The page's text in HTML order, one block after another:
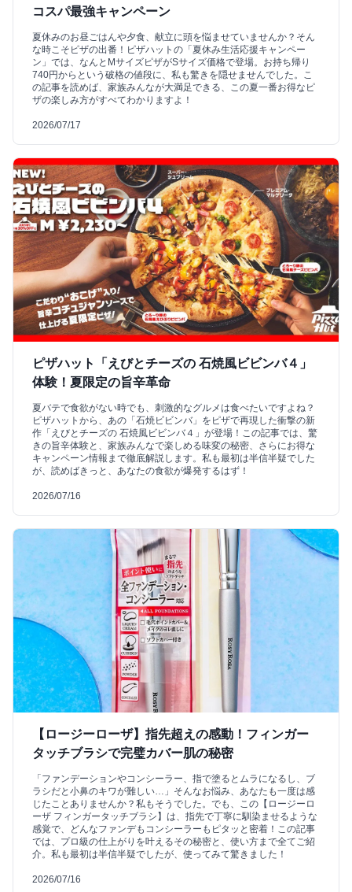
コスパ最強キャンペーン
夏休みのお昼ごはんや夕食、献立に頭を悩ませていませんか？そん
な時こそピザの出番！ピザハットの「夏休み生活応援キャンペー
ン」では、なんとMサイズピザがSサイズ価格で登場。お持ち帰り
740円からという破格の値段に、私も驚きを隠せませんでした。こ
の記事を読めば、家族みんなが大満足できる、この夏一番お得なピ
ザの楽しみ方がすべてわかりますよ！
2026/07/17
ピザハット「えびとチーズの 石焼風ビビンバ４」
体験！夏限定の旨辛革命
夏バテで食欲がない時でも、刺激的なグルメは食べたいですよね？
ピザハットから、あの「石焼ビビンバ」をピザで再現した衝撃の新
作「えびとチーズの 石焼風ビビンバ４」が登場！この記事では、驚
きの旨辛体験と、家族みんなで楽しめる味変の秘密、さらにお得な
キャンペーン情報まで徹底解説します。私も最初は半信半疑でした
が、読めばきっと、あなたの食欲が爆発するはず！
2026/07/16
【ロージーローザ】指先超えの感動！フィンガー
タッチブラシで完璧カバー肌の秘密
「ファンデーションやコンシーラー、指で塗るとムラになるし、ブ
ラシだと小鼻のキワが難しい…」そんなお悩み、あなたも一度は感
じたことありませんか？私もそうでした。でも、この【ロージーロ
ーザ フィンガータッチブラシ】は、指先で丁寧に馴染ませるような
感覚で、どんなファンデもコンシーラーもピタッと密着！この記事
では、プロ級の仕上がりを叶えるその秘密と、使い方まで全てご紹
介。私も最初は半信半疑でしたが、使ってみて驚きました！
2026/07/16